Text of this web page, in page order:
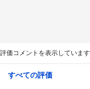
価コメントを表示しています
すべての評価